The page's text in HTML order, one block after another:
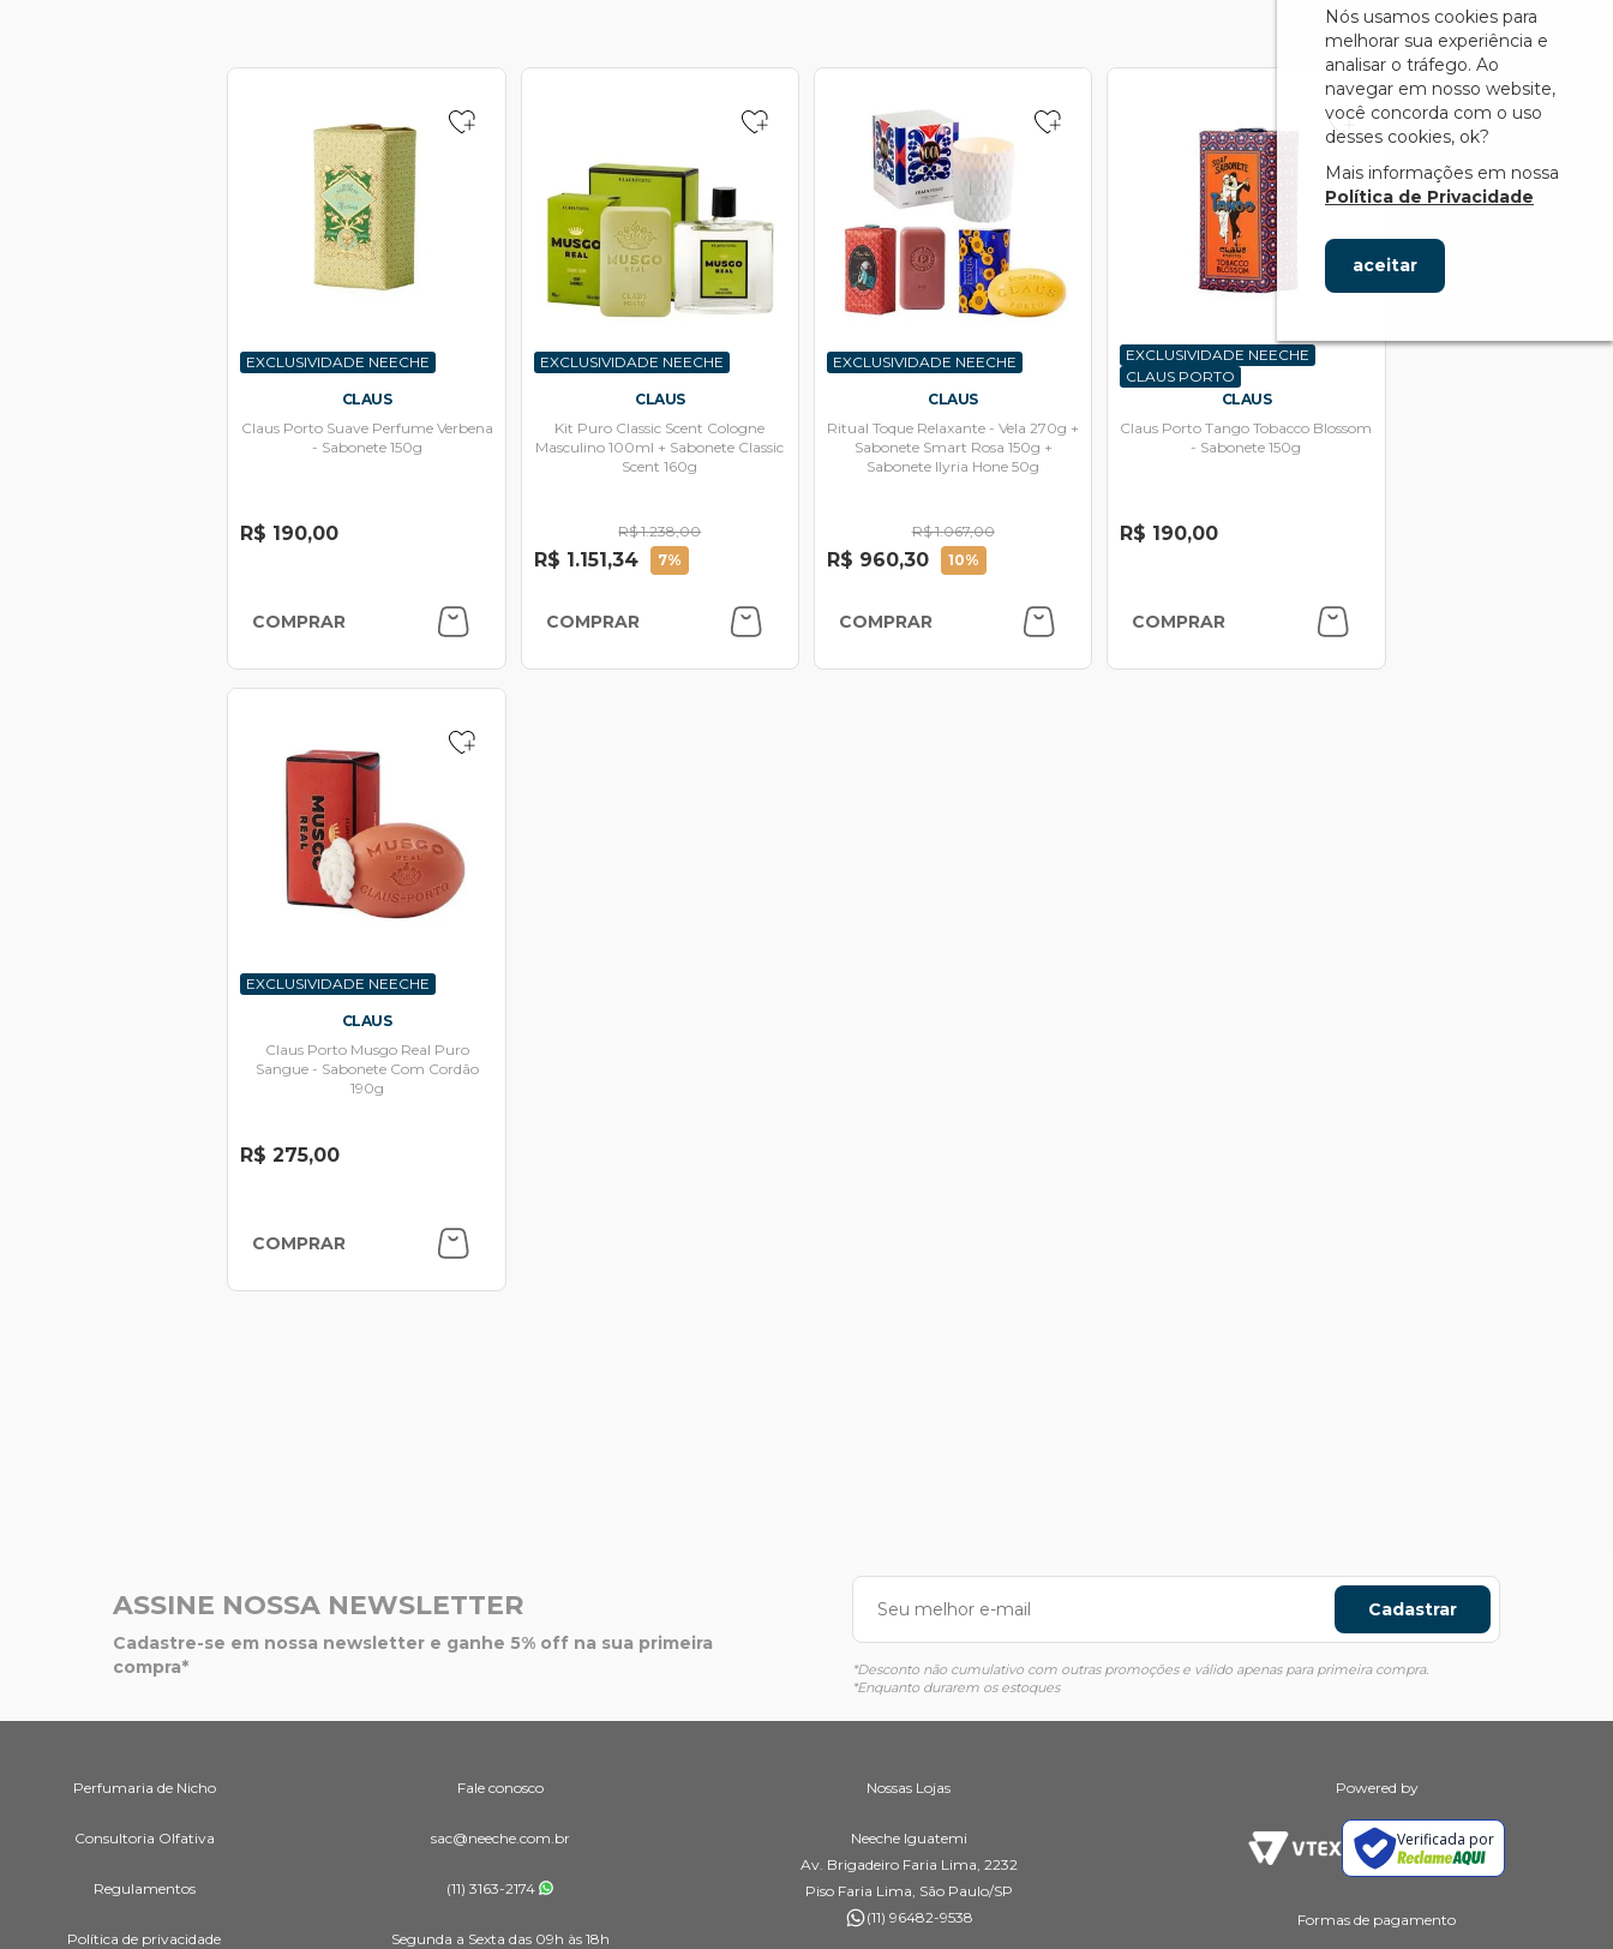
EXCLUSIVIDADE NEECHE
CLAUS
Claus Porto Suave Perfume Verbena
- Sabonete 150g
R$ 190,00
COMPRAR
EXCLUSIVIDADE NEECHE
CLAUS
Kit Puro Classic Scent Cologne
Masculino 100ml + Sabonete Classic
Scent 160g
R$ 1.238,00
R$ 1.151,34 7%
COMPRAR
EXCLUSIVIDADE NEECHE
CLAUS
Ritual Toque Relaxante - Vela 270g +
Sabonete Smart Rosa 150g +
Sabonete Ilyria Hone 50g
R$ 1.067,00
R$ 960,30 10%
COMPRAR
EXCLUSIVIDADE NEECHE
CLAUS PORTO
CLAUS
Claus Porto Tango Tobacco Blossom
- Sabonete 150g
R$ 190,00
COMPRAR
EXCLUSIVIDADE NEECHE
CLAUS
Claus Porto Musgo Real Puro
Sangue - Sabonete Com Cordão
190g
R$ 275,00
COMPRAR
ASSINE NOSSA NEWSLETTER
Cadastre-se em nossa newsletter e ganhe 5% off na sua primeira
compra*
Cadastrar
*Desconto não cumulativo com outras promoções e válido apenas para primeira compra.
*Enquanto durarem os estoques
Perfumaria de Nicho
Consultoria Olfativa
Regulamentos
Política de privacidade
Fale conosco
sac@neeche.com.br
(11) 3163-2174
Segunda a Sexta das 09h às 18h
Nossas Lojas
Neeche Iguatemi
Av. Brigadeiro Faria Lima, 2232
Piso Faria Lima, São Paulo/SP
(11) 96482-9538
Powered by
Verificada por
Formas de pagamento
Nós usamos cookies para
melhorar sua experiência e
analisar o tráfego. Ao
navegar em nosso website,
você concorda com o uso
desses cookies, ok?
Mais informações em nossa
Política de Privacidade
aceitar